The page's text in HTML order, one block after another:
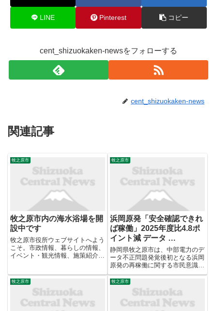
LINE Pinterest コピー
cent_shizuokaken-newsをフォローする
cent_shizuokaken-news
関連記事
牧之原市
牧之原市内の海水浴場を開
設中です
牧之原市役所ウェブサイトへよう
こそ。市政情報、暮らしの情報、
イベント・観光情報、施策紹介、
牧之原市
浜岡原発「安全確認できれ
ば稼働」2025年度比4.8ポ
イント減 データ …
静岡県牧之原市は、中部電力のデ
ータ不正問題発覚後初となる浜岡
原発の再稼働に関する市民意識調
査の結果を公表し、「安全が確認
できれば稼働した方がよい」と回
答した人の割合は2025年度より
4.8ポイント減少しました。 調査
は無作為に抽出した16歳...
牧之原市 牧之原市